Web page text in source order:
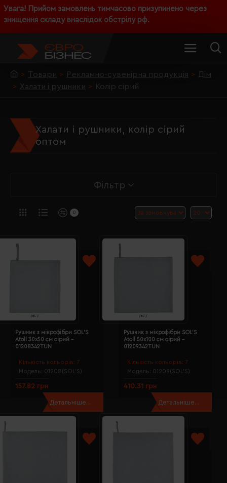
Увага! Прийом замовлень тимчасово призупинено через
знищення складу внаслідок обстрілу рф.
Товари Рекламно-сувенірна продукція
Дім
Халати і рушники
Колір сірий
Халати і рушники, колір сірий
оптом
Фільтр
0
Кількість кольорів: 7
Модель: 01208(SOL’S)
Рушник з мікрофібри SOL'S
Atoll 30х50 см сірий -
01208342TUN
157.82 грн
Детальніше...
Кількість кольорів: 7
Модель: 01209(SOL’S)
Рушник з мікрофібри SOL'S
Atoll 50х100 см сірий -
01209342TUN
410.31 грн
Детальніше...